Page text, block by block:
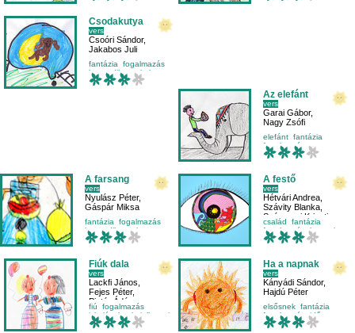
Csodakutya
vers
Csoóri Sándor,
Jakabos Juli
fantázia
fogalmazás
harmadikosnak
kutya
Az elefánt
vers
Garai Gábor,
Nagy Zsófi
elefánt fantázia
fogalmazás
harmadikosnak
A farsang
vers
Nyulász Péter,
Gáspár Miksa
fantázia
fogalmazás
harmadikosnak
A festő
vers
Hétvári Andrea
Szávity Blanka
Szárnyasi Krisztina
család
fantázia
fogalmazás
hangulat
Fiúk dala
vers
Lackfi János
Fejes Péter,
Pintér Ádám
fiú
fogalmazás
iskolásoknak jellemrajz
Ha a napnak
vers
Kányádi Sándor,
Hajdú Péter
elsősnek fantázia
fogalmazás
idő